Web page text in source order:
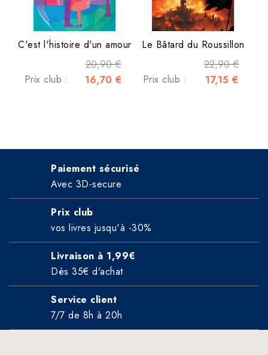
C'est l'histoire d'un amour
20,90 €
Prix club : 16,70 €
Le Bâtard du Roussillon
22,90 €
Prix club : 17,15 €
Paiement sécurisé
Avec 3D-secure
Prix club
vos livres jusqu'à -30%
Livraison à 1,99€
Dès 35€ d'achat
Service client
7/7 de 8h à 20h